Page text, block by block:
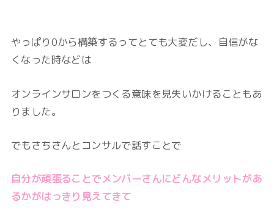
やっぱり0から構築するってとても大変だし、自信がな
くなった時などは
オンラインサロンをつくる意味を見失いかけることもあ
りました。
でもさちさんとコンサルで話すことで
自分が頑張ることでメンバーさんにどんなメリットがあ
るかがはっきり見えてきて